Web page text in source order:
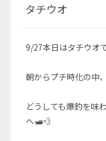
タチウオ
9/27本日はタチウオ
朝からプチ時化の中
どうしても爆釣を味
へ🛥💨